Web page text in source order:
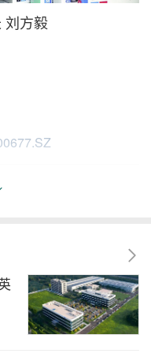
刘方毅
医疗设备
医疗药